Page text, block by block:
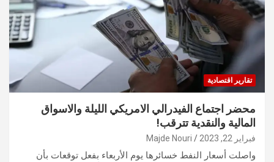
تقارير اقتصادية
محضر اجتماع الفيدرالي الامريكي الليلة والاسواق
المالية والنقدية تترقب!
فبراير 22, 2023 Majde Nouri
واصلت أسعار النفط خسائرها يوم الأربعاء بفعل توقعات بأن